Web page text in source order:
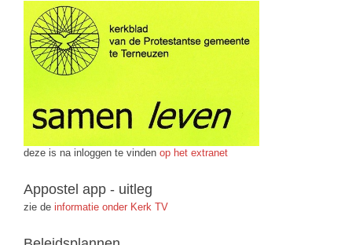
deze is na inloggen te vinden op het extranet
Appostel app - uitleg
zie de informatie onder Kerk TV